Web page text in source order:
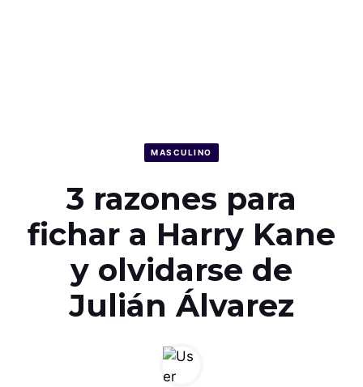
MASCULINO
3 razones para
fichar a Harry Kane
y olvidarse de
Julián Álvarez